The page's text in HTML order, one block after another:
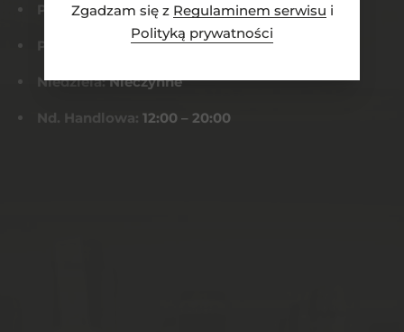
Zgadzam się z Regulaminem serwisu i
Polityką prywatności
Pn-Czw:8:00 – 21:00
Pt-Sob: 8:00 – 22:00
Niedziela:Nieczynne
Nd. Handlowa: 12:00 – 20:00